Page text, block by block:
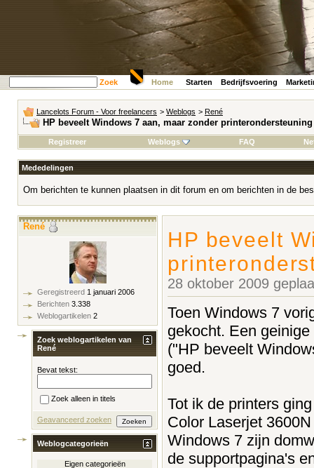
Zoek Home Starten Bedrijfsvoering
Lancelots Forum - Voor freelancers > Weblogs > René
HP beveelt Windows 7 aan, maar zonder printerondersteuning
Registreer Weblogs FAQ
Mededelingen
Om berichten te kunnen plaatsen in dit forum en om berichten in de
HP beveelt
28 oktober 2009
Toen Windows 7
gekocht. Een
("HP beveelt
goed.
Tot ik de printers
Color Laserjet
Windows 7 zijn
de supportpagina's
René
Geregistreerd 1 januari 2006
Berichten 3.338
Weblogartikelen 2
Zoek weblogartikelen van
René
Bevat tekst:
Zoek alleen in titels
Geavanceerd zoeken
Weblogcategorieën
Eigen categorieën